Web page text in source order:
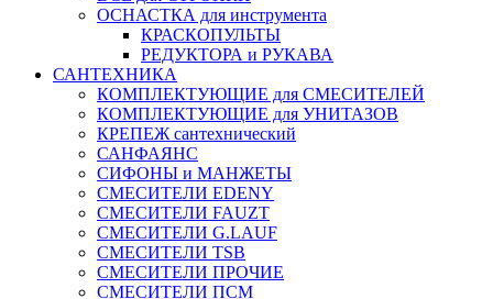
ОСНАСТКА для инструмента
КРАСКОПУЛЬТЫ
РЕДУКТОРА и РУКАВА
САНТЕХНИКА
КОМПЛЕКТУЮЩИЕ для СМЕСИТЕЛЕЙ
КОМПЛЕКТУЮЩИЕ для УНИТАЗОВ
КРЕПЕЖ сантехнический
САНФАЯНС
СИФОНЫ и МАНЖЕТЫ
СМЕСИТЕЛИ EDENY
СМЕСИТЕЛИ FAUZT
СМЕСИТЕЛИ G.LAUF
СМЕСИТЕЛИ TSB
СМЕСИТЕЛИ ПРОЧИЕ
СМЕСИТЕЛИ ПСМ